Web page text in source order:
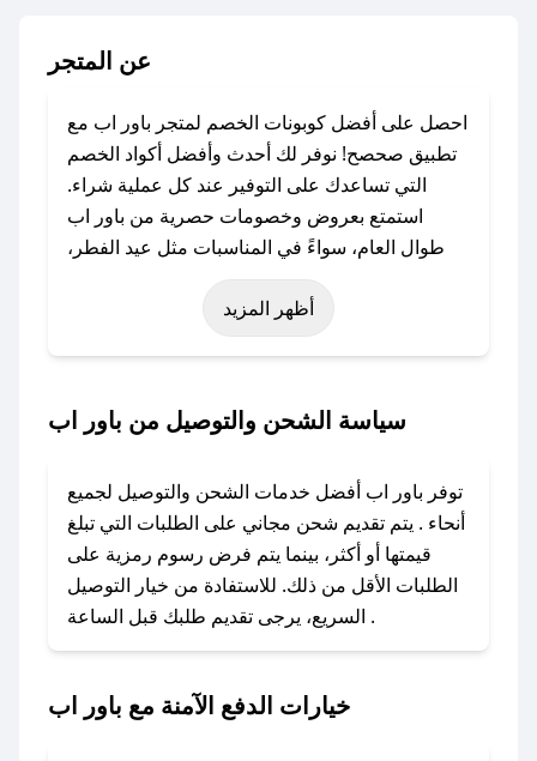
عن المتجر
احصل على أفضل كوبونات الخصم لمتجر باور اب مع
تطبيق صحصح! نوفر لك أحدث وأفضل أكواد الخصم
التي تساعدك على التوفير عند كل عملية شراء.
استمتع بعروض وخصومات حصرية من باور اب
طوال العام، سواءً في المناسبات مثل عيد الفطر،
عيد الأضحى، الجمعة البيضاء (شهر نوفمبر)، رمضان،
اليوم الوطني، يوم التأسيس، أو حتى عروض خاصة
باستخدام تطبيق صحصح، يمكنك العثور بسهولة على
تواصل معنا عبر تويتر أو البريد الإلكتروني لإضافته
بسرعة.
### كيفية استخدام كود خصم باور اب؟
1. انسخ كود الخصم من تطبيق صحصح.
2. الصقه في خانة الدفع عند التسوق من باور اب.
### ماذا أفعل إذا لم يعمل كود الخصم؟
أظهر المزيد
سياسة الشحن والتوصيل من باور اب
توفر باور اب أفضل خدمات الشحن والتوصيل لجميع
أنحاء . يتم تقديم شحن مجاني على الطلبات التي تبلغ
قيمتها أو أكثر، بينما يتم فرض رسوم رمزية على
الطلبات الأقل من ذلك. للاستفادة من خيار التوصيل
السريع، يرجى تقديم طلبك قبل الساعة .
خيارات الدفع الآمنة مع باور اب